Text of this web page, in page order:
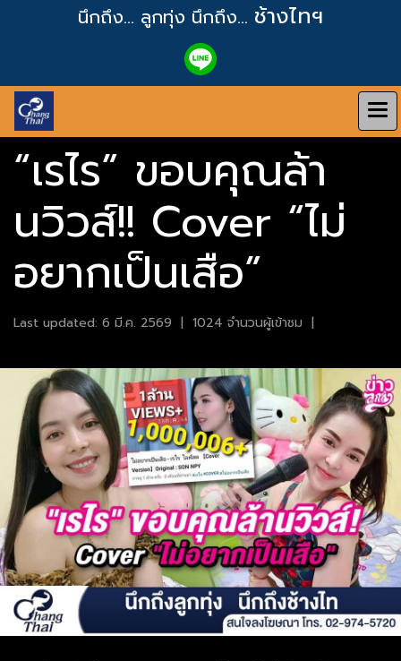
นึกถึง... ลูกทุ่ง นึกถึง... ช้างไทฯ
“เรไร” ขอบคุณล้า
นวิวส์!! Cover “ไม่
อยากเป็นเสือ”
Last updated: 6 มี.ค. 2569 | 1024 จำนวนผู้เข้าชม |